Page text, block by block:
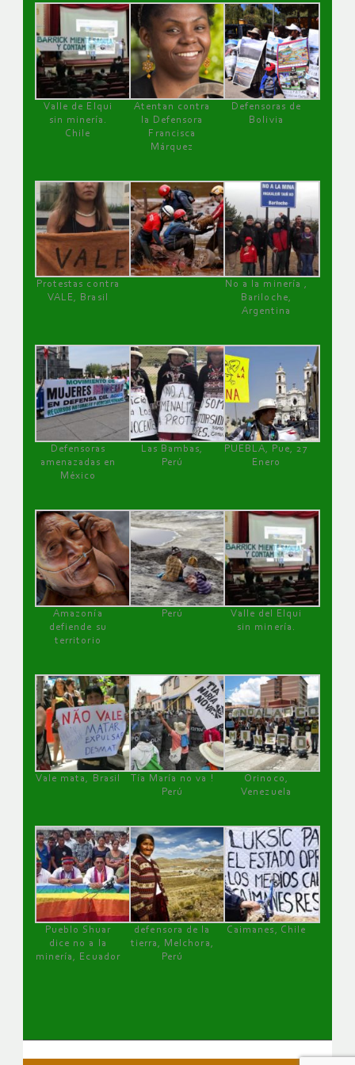
Valle de Elqui
sin minería.
Chile
Atentan contra
la Defensora
Francisca
Márquez
Defensoras de
Bolivia
Protestas contra
VALE, Brasil
No a la minería ,
Bariloche,
Argentina
Defensoras
amenazadas en
México
Las Bambas,
Perú
PUEBLA, Pue, 27
Enero
Amazonía
defiende su
territorio
Perú
Valle del Elqui
sin minería.
Vale mata, Brasil
Tía María no va !
Perú
Orinoco,
Venezuela
Pueblo Shuar
dice no a la
minería, Ecuador
defensora de la
tierra, Melchora,
Perú
Caimanes, Chile